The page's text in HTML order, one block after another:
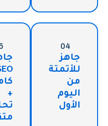
04
جاهز
للأتمتة
من
اليوم
الأول
05
SEO